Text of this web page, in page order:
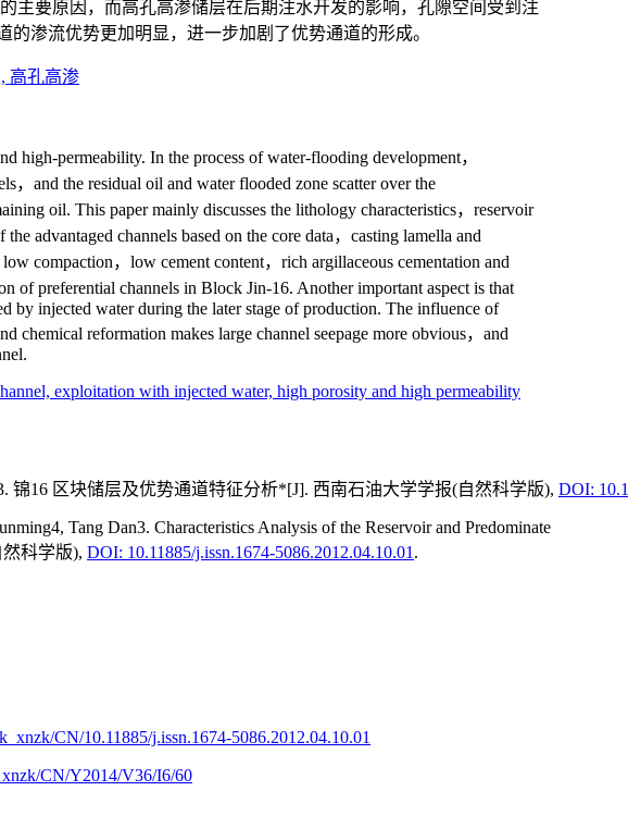
主要原因，而高孔高渗储层在后期注水开发的影响，孔隙空间受到注
渗流优势更加明显，进一步加剧了优势通道的形成。
高孔高渗
high-permeability. In the process of water-flooding development，
，and the residual oil and water flooded zone scatter over the
oil. This paper mainly discusses the lithology characteristics，reservoir
advantaged channels based on the core data，casting lamella and
compaction，low cement content，rich argillaceous cementation and
of preferential channels in Block Jin-16. Another important aspect is that
by injected water during the later stage of production. The influence of
chemical reformation makes large channel seepage more obvious，and
exploitation with injected water, high porosity and high permeability
锦16 区块储层及优势通道特征分析*[J]. 西南石油大学学报(自然科学版), DOI:
Tang Dan3. Characteristics Analysis of the Reservoir and Predominate
然科学版), DOI: 10.11885/j.issn.1674-5086.2012.04.10.01 .
CN/10.11885/j.issn.1674-5086.2012.04.10.01
CN/Y2014/V36/I6/60